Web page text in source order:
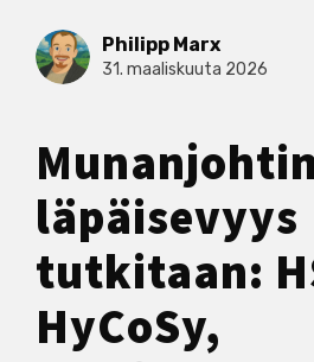
Philipp Marx
31. maaliskuuta 2026
läpäisevyys
tutkitaan:
HyCoSy,